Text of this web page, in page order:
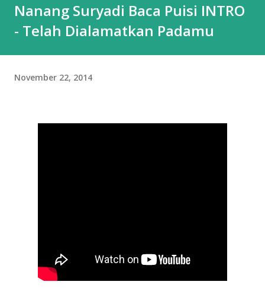
Nanang Suryadi Baca Puisi INTRO
- Telah Dialamatkan Padamu
November 22, 2014